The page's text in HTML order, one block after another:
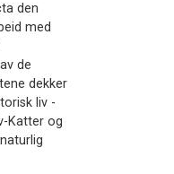
den
med
de
dekker
liv -
Katter og